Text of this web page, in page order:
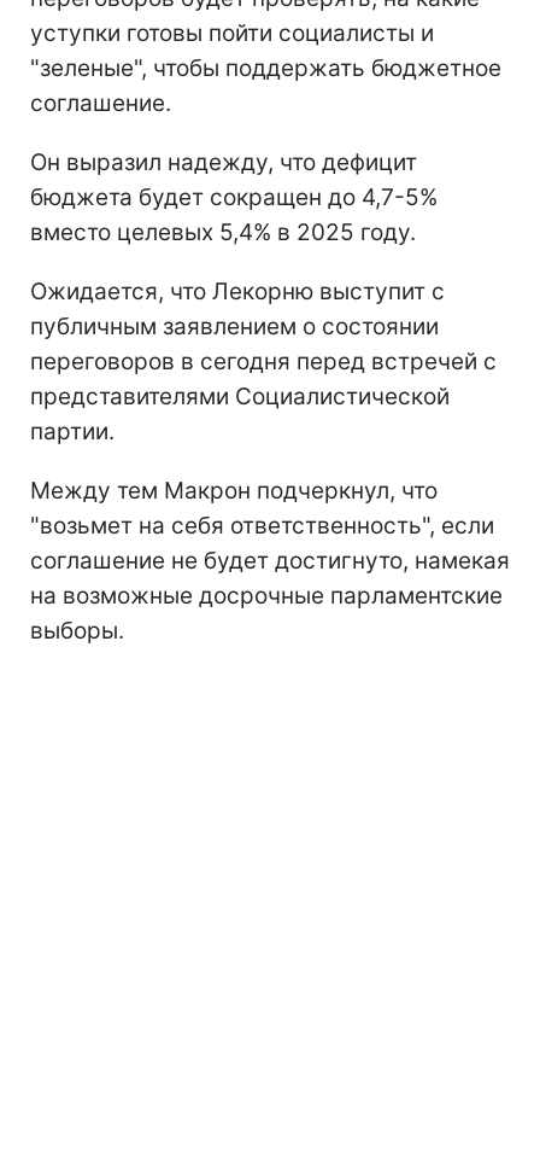
уступки готовы пойти социалисты и
"зеленые", чтобы поддержать бюджетное
соглашение.
Он выразил надежду, что дефицит
бюджета будет сокращен до 4,7-5%
вместо целевых 5,4% в 2025 году.
Ожидается, что Лекорню выступит с
публичным заявлением о состоянии
переговоров в сегодня перед встречей с
представителями Социалистической
партии.
Между тем Макрон подчеркнул, что
"возьмет на себя ответственность", если
соглашение не будет достигнуто, намекая
на возможные досрочные парламентские
выборы.